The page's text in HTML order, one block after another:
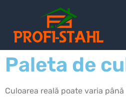
Paleta de
Culoarea reală poate varia